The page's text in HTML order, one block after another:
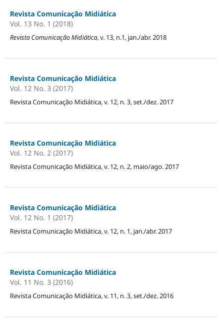
Revista Comunicação Midiática
Vol. 13 No. 1 (2018)
Revista Comunicação Midiática, v. 13, n.1, jan./abr. 2018
Revista Comunicação Midiática
Vol. 12 No. 3 (2017)
Revista Comunicação Midiática, v. 12, n. 3, set./dez. 2017
Revista Comunicação Midiática
Vol. 12 No. 2 (2017)
Revista Comunicação Midiática, v. 12, n. 2, maio/ago. 2017
Revista Comunicação Midiática
Vol. 12 No. 1 (2017)
Revista Comunicação Midiática, v. 12, n. 1, jan./abr. 2017
Revista Comunicação Midiática
Vol. 11 No. 3 (2016)
Revista Comunicação Midiática, v. 11, n. 3, set./dez. 2016